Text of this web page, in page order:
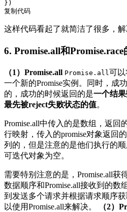
复制代码
这样代码看起了就简洁了很多，解
6. Promise.all和
（1）Promise.all Promise.all 可以
一个新的Promise实例。同时，成
的，成功的时候返回的是一个结果
最先被reject失败状态的值。
Promise.all中传入的是数组，返回
行映射，传入的promise对象返回
列的，但是注意的是他们执行的
可迭代对象为空。
需要特别注意的是，Promise.all获
数据顺序和Promise.all接收到的数
到发送多个请求并根据请求顺序
以使用Promise.all来解决。
（2）